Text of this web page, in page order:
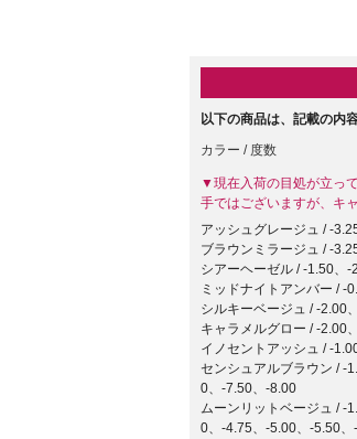
以下の商品は、記載の内
カラー / 度数
▼現在入荷の目処が立っ
手ではございますが、キ
アッシュグレージュ / -
ブラウンミラージュ / -
シアーヘーゼル / -1.50、
ミッドナイトアンバー /
シルキーベージュ / -2.00
キャラメルグロー / -2.00
イノセントアッシュ / -
センシュアルブラウン / -
0、-7.50、-8.00
ムーンリットベージュ / -
0、-4.75、-5.00、-5.50、